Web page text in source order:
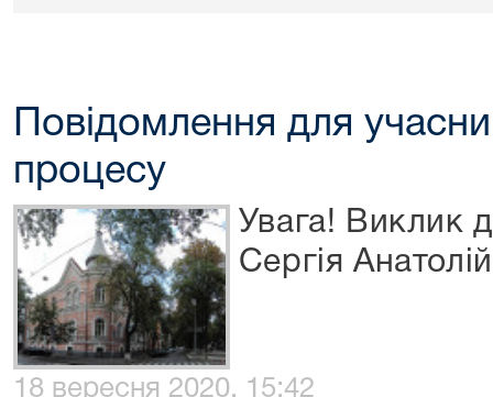
Повідомлення для
процесу
Увага! Виклик
Сергія
18 вересня 2020, 15:42